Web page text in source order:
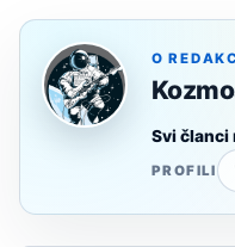
O
Svi članci
PROFILI